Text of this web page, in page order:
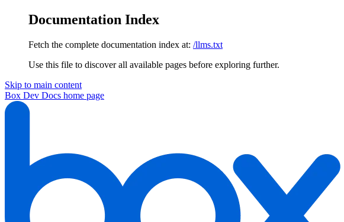
Documentation Index
Fetch the complete documentation index at: /llms.txt
Use this file to discover all available pages before exploring further.
Skip to main content
Box Dev Docs home page